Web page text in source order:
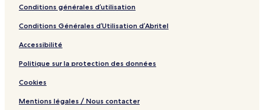
s
Conditions générales d’utilisation
Conditions Générales d’Utilisation d’Abritel
Accessibilité
Politique sur la protection des données
Cookies
Mentions légales / Nous contacter